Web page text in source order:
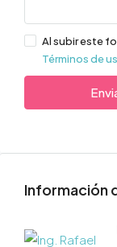
Al subir este
Términos de
Información